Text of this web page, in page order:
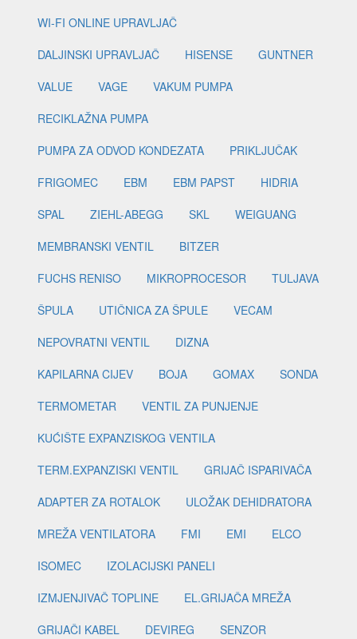
WI-FI ONLINE UPRAVLJAČ
DALJINSKI UPRAVLJAČ
HISENSE
GUNTNER
VALUE
VAGE
VAKUM PUMPA
RECIKLAŽNA PUMPA
PUMPA ZA ODVOD KONDEZATA
PRIKLJUČAK
FRIGOMEC
EBM EBM PAPST
HIDRIA
SPAL
ZIEHL-ABEGG SKL
WEIGUANG
MEMBRANSKI VENTIL
BITZER
FUCHS RENISO
MIKROPROCESOR
TULJAVA
ŠPULA
UTIČNICA ZA ŠPULE
VECAM
NEPOVRATNI VENTIL
DIZNA
KAPILARNA CIJEV
BOJA GOMAX
SONDA
TERMOMETAR
VENTIL ZA PUNJENJE
KUĆIŠTE EXPANZISKOG VENTILA
TERM.EXPANZISKI VENTIL
GRIJAČ ISPARIVAČA
ADAPTER ZA ROTALOK
ULOŽAK DEHIDRATORA
MREŽA VENTILATORA
FMI EMI
ELCO
ISOMEC
IZOLACIJSKI PANELI
IZMJENJIVAČ TOPLINE
EL.GRIJAČA MREŽA
GRIJAČI KABEL
DEVIREG
SENZOR